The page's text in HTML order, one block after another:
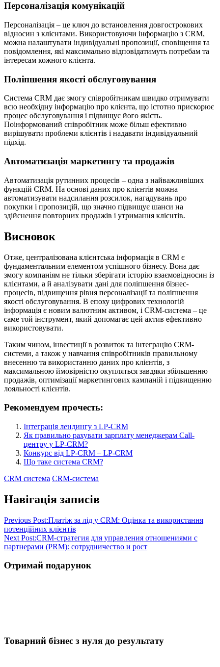
Персоналізація комунікацій
Персоналізація – це ключ до встановлення довгострокових
відносин з клієнтами. Використовуючи інформацію з CRM,
можна налаштувати індивідуальні пропозиції, сповіщення та
повідомлення, які максимально відповідатимуть потребам та
інтересам кожного клієнта.
Поліпшення якості обслуговування
Система CRM дає змогу співробітникам швидко отримувати
всю необхідну інформацію про клієнта, що істотно прискорює
процес обслуговування і підвищує його якість.
Поінформований співробітник може більш ефективно
вирішувати проблеми клієнтів і надавати індивідуальний
підхід.
Автоматизація маркетингу та продажів
Автоматизація рутинних процесів – одна з найважливіших
функцій CRM. На основі даних про клієнтів можна
автоматизувати надсилання розсилок, нагадувань про
покупки і пропозицій, що значно підвищує шанси на
здійснення повторних продажів і утримання клієнтів.
Висновок
Отже, централізована клієнтська інформація в CRM є
фундаментальним елементом успішного бізнесу. Вона дає
змогу компаніям не тільки зберігати історію взаємовідносин із
клієнтами, а й аналізувати дані для поліпшення бізнес-
процесів, підвищення рівня персоналізації та поліпшення
якості обслуговування. В епоху цифрових технологій
інформація є новим валютним активом, і CRM-система – це
саме той інструмент, який допомагає цей актив ефективно
використовувати.
Таким чином, інвестиції в розвиток та інтеграцію CRM-
системи, а також у навчання співробітників правильному
внесенню та використанню даних про клієнтів, з
максимальною ймовірністю окупляться завдяки збільшенню
продажів, оптимізації маркетингових кампаній і підвищенню
лояльності клієнтів.
Рекомендуем прочесть:
Інтеграція лендингу з LP-CRM
Як правильно рахувати зарплату менеджерам Call-
центру у LP-CRM?
Конкурс від LP-CRM – LP-CRM
Що таке система CRM?
CRM система CRM-система
Навігація записів
Previous Post:Платіж за лід у CRM: Оцінка та використання
потенційних клієнтів
Next Post:CRM-стратегия для управления отношениями с
партнерами (PRM): сотрудничество и рост
Отримай подарунок
Товарний бізнес з нуля до результату